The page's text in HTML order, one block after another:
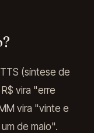
(síntese de
vira "erre
vira "vinte e
de maio".